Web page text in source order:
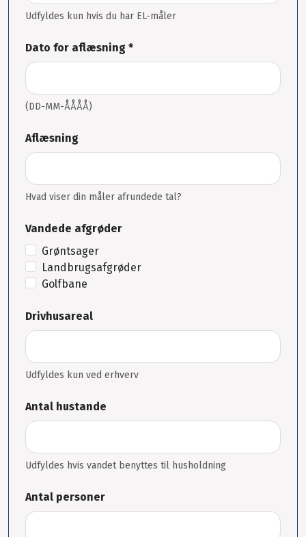
Udfyldes kun hvis du har EL-måler
Dato for aflæsning *
(DD-MM-ÅÅÅÅ)
Aflæsning
Hvad viser din måler afrundede tal?
Vandede afgrøder
Grøntsager
Landbrugsafgrøder
Golfbane
Drivhusareal
Udfyldes kun ved erhverv
Antal hustande
Udfyldes hvis vandet benyttes til husholdning
Antal personer